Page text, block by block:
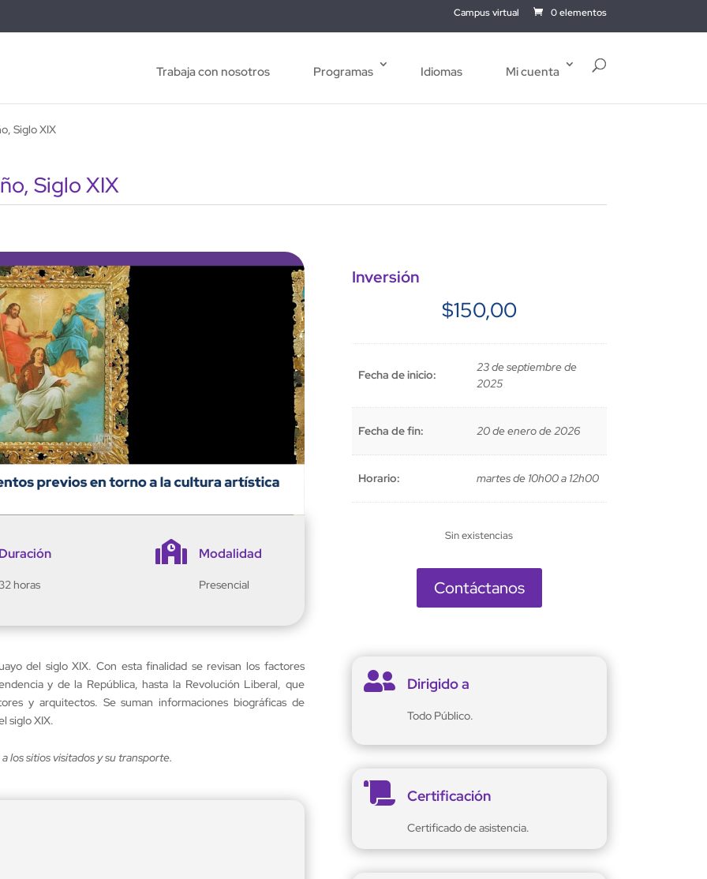
Campus virtual 0 elementos
Trabaja con nosotros Programas Idiomas Mi cuenta
Siglo XIX
Siglo XIX
horas
 Modalidad
Presencial
Inversión
$150,00
Fecha de inicio:
23 de septiembre de
2025
Fecha de fin: 20 de enero de 2026
Horario: martes de 10h00 a 12h00
Sin existencias
Contáctanos
del siglo XIX. Con esta finalidad se revisan los factores
y de la República, hasta la Revolución Liberal, que
y arquitectos. Se suman informaciones biográficas de
siglo XIX.
los sitios visitados y su transporte.
 Dirigido a
Todo Público.
 Certificación
Certificado de asistencia.